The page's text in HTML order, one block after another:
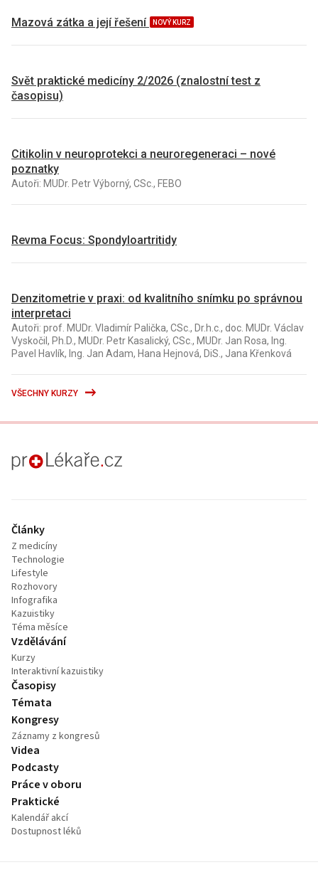
Mazová zátka a její řešení NOVÝ KURZ
Svět praktické medicíny 2/2026 (znalostní test z
časopisu)
Citikolin v neuroprotekci a neuroregeneraci – nové
poznatky
Autoři: MUDr. Petr Výborný, CSc., FEBO
Revma Focus: Spondyloartritidy
Denzitometrie v praxi: od kvalitního snímku po správnou
interpretaci
Autoři: prof. MUDr. Vladimír Palička, CSc., Dr.h.c., doc. MUDr. Václav
Vyskočil, Ph.D., MUDr. Petr Kasalický, CSc., MUDr. Jan Rosa, Ing.
Pavel Havlík, Ing. Jan Adam, Hana Hejnová, DiS., Jana Křenková
VŠECHNY KURZY
proLékaře.cz
Články
Z medicíny
Technologie
Lifestyle
Rozhovory
Infografika
Kazuistiky
Téma měsíce
Vzdělávání
Kurzy
Interaktivní kazuistiky
Časopisy
Témata
Kongresy
Záznamy z kongresů
Videa
Podcasty
Práce v oboru
Praktické
Kalendář akcí
Dostupnost léků